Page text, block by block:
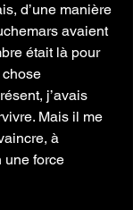
d’une manière
avaient
était là pour
chose
j’avais
Mais il me
à
une force